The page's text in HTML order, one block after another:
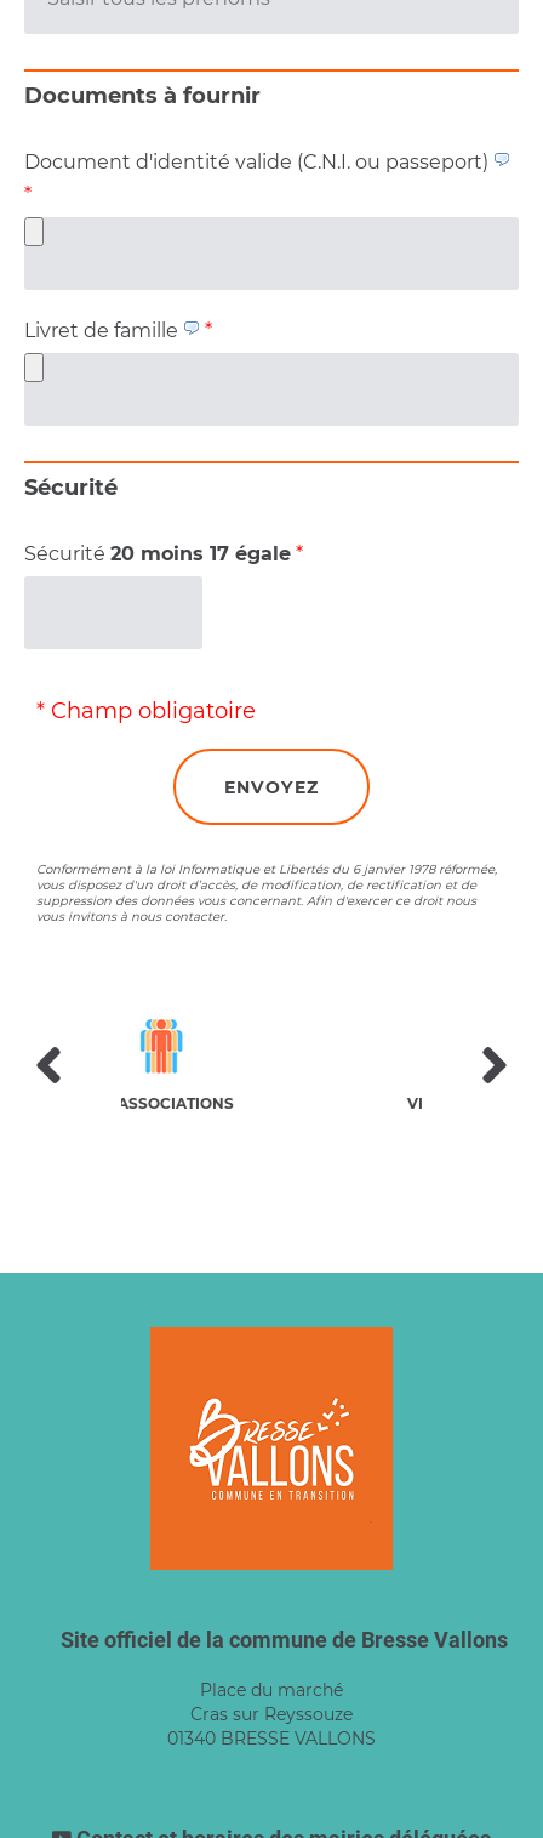
Documents à fournir
Document d'identité valide (C.N.I. ou passeport)
*
Livret de famille *
Sécurité
Sécurité 20 moins 17 égale *
* Champ obligatoire
Conformément à la loi Informatique et Libertés du 6 janvier 1978 réformée,
vous disposez d'un droit d’accès, de modification, de rectification et de
suppression des données vous concernant. Afin d'exercer ce droit nous
vous invitons à nous contacter.
VIE SCOLAIRE
Site officiel de la commune de Bresse Vallons
Place du marché
Cras sur Reyssouze
01340 BRESSE VALLONS